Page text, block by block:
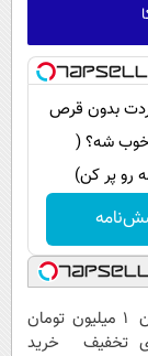
بدون قرص
شه؟ (
رو پر کن)
1 میلیون تومان
تخفیف خرید